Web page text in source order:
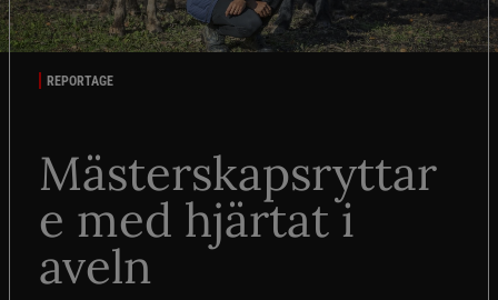
REPORTAGE
Mästerskapsryttar
e med hjärtat i
aveln